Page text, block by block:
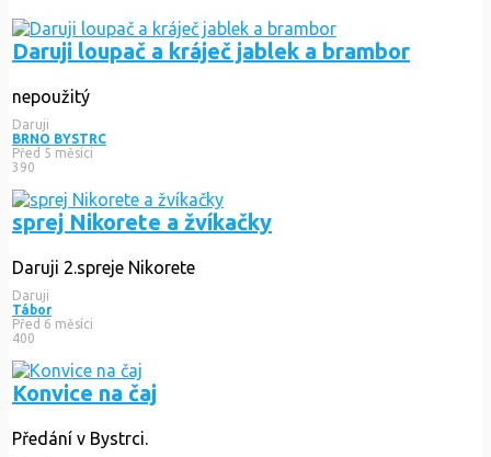
Daruji loupač a kráječ jablek a brambor
nepoužitý
Daruji
BRNO BYSTRC
Před 5 měsíci
390
sprej Nikorete a žvíkačky
Daruji 2.spreje Nikorete
Daruji
Tábor
Před 6 měsíci
400
Konvice na čaj
Předání v Bystrci.